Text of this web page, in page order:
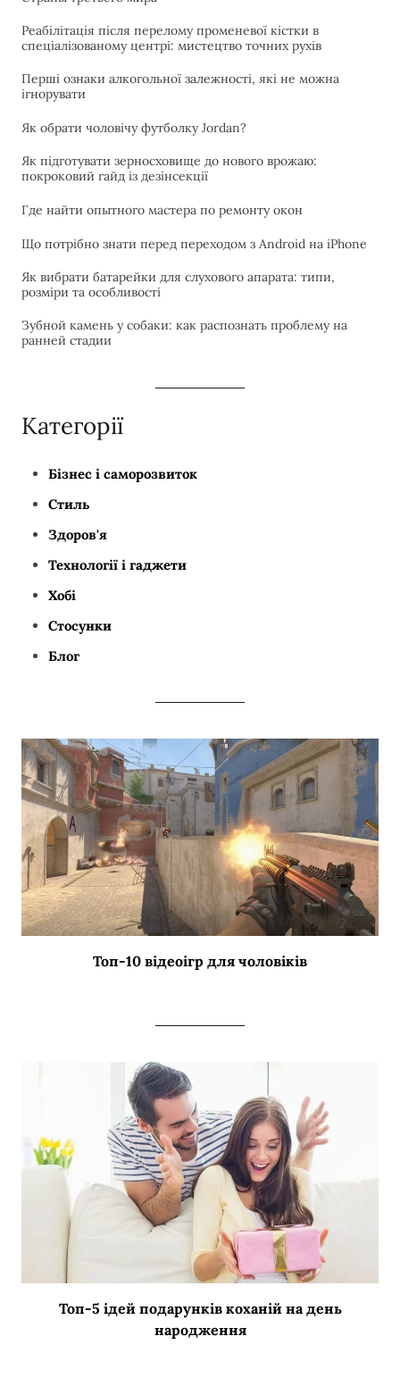
Реабілітація після перелому променевої кістки в
спеціалізованому центрі: мистецтво точних рухів
Перші ознаки алкогольної залежності, які не можна
ігнорувати
Як обрати чоловічу футболку Jordan?
Як підготувати зерносховище до нового врожаю:
покроковий гайд із дезінсекції
Где найти опытного мастера по ремонту окон
Що потрібно знати перед переходом з Android на iPhone
Як вибрати батарейки для слухового апарата: типи,
розміри та особливості
Зубной камень у собаки: как распознать проблему на
ранней стадии
Категорії
Бізнес і саморозвиток
Стиль
Здоров'я
Технології і гаджети
Хобі
Стосунки
Блог
Топ-10 відеоігр для чоловіків
Топ-5 ідей подарунків коханій на день
народження